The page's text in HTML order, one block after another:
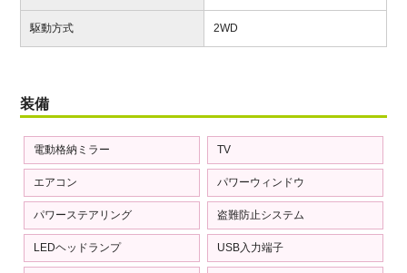
駆動方式 2WD
装備
電動格納ミラー TV
エアコン パワーウィンドウ
パワーステアリング 盗難防止システム
LEDヘッドランプ USB入力端子